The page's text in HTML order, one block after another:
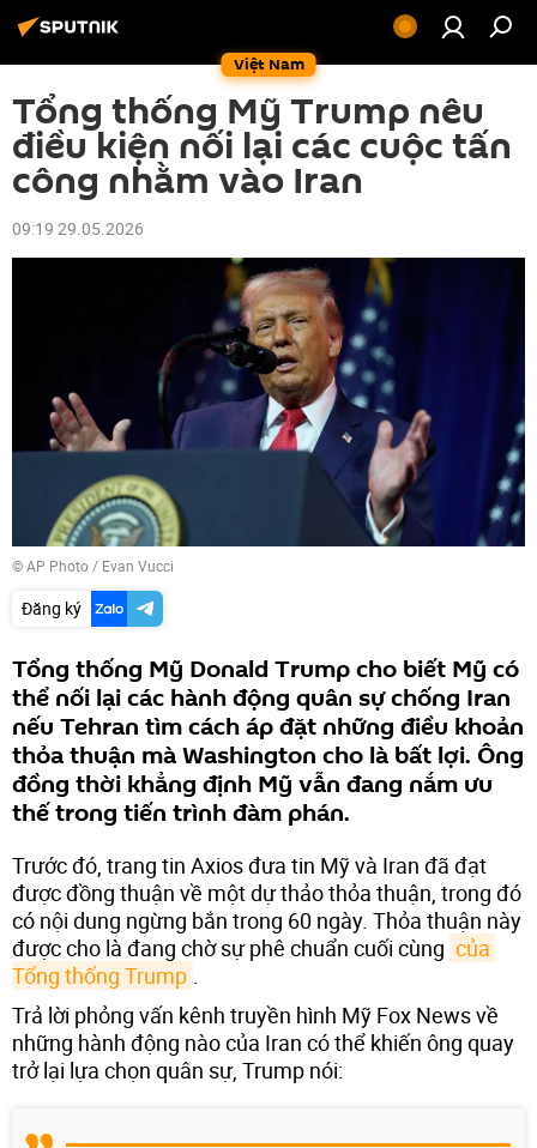
Việt Nam
Tổng thống Mỹ Trump nêu
điều kiện nối lại các cuộc tấn
công nhằm vào Iran
09:19 29.05.2026
© AP Photo / Evan Vucci
Đăng ký
Tổng thống Mỹ Donald Trump cho biết Mỹ có
thể nối lại các hành động quân sự chống Iran
nếu Tehran tìm cách áp đặt những điều khoản
thỏa thuận mà Washington cho là bất lợi. Ông
đồng thời khẳng định Mỹ vẫn đang nắm ưu
thế trong tiến trình đàm phán.
Trước đó, trang tin Axios đưa tin Mỹ và Iran đã đạt
được đồng thuận về một dự thảo thỏa thuận, trong đó
có nội dung ngừng bắn trong 60 ngày. Thỏa thuận này
được cho là đang chờ sự phê chuẩn cuối cùng của
Tổng thống Trump
Trả lời phỏng vấn kênh truyền hình Mỹ Fox News về
những hành động nào của Iran có thể khiến ông quay
trở lại lựa chọn quân sự, Trump nói: